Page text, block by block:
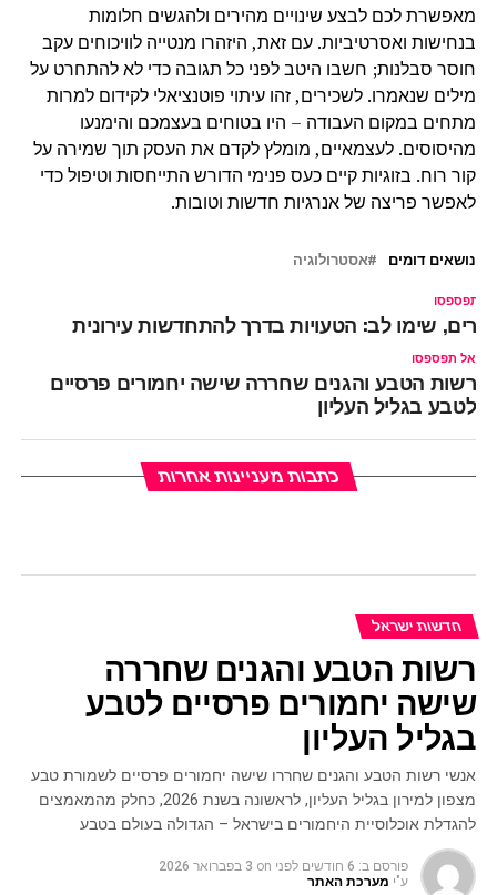
מאפשרת לכם לבצע שינויים מהירים ולהגשים חלומות
בנחישות ואסרטיביות. עם זאת, היזהרו מנטייה לוויכוחים עקב
חוסר סבלנות; חשבו היטב לפני כל תגובה כדי לא להתחרט על
מילים שנאמרו. לשכירים, זהו עיתוי פוטנציאלי לקידום למרות
מתחים במקום העבודה – היו בטוחים בעצמכם והימנעו
מהיסוסים. לעצמאיים, מומלץ לקדם את העסק תוך שמירה על
קור רוח. בזוגיות קיים כעס פנימי הדורש התייחסות וטיפול כדי
לאפשר פריצה של אנרגיות חדשות וטובות.
נושאים דומים אסטרולוגיה
תפספסו
שימו לב: הטעויות בדרך להתחדשות עירונית
אל תפספסו
רשות הטבע והגנים שחררה שישה יחמורים פרסיים
לטבע בגליל העליון
כתבות מעניינות אחרות
חדשות ישראל
רשות הטבע והגנים שחררה
שישה יחמורים פרסיים לטבע
בגליל העליון
אנשי רשות הטבע והגנים שחררו שישה יחמורים פרסיים לשמורת טבע
מצפון למירון בגליל העליון, לראשונה בשנת 2026, כחלק מהמאמצים
להגדלת אוכלוסיית היחמורים בישראל – הגדולה בעולם בטבע
פורסם ב: 6 חודשים לפני on 3 בפברואר 2026
ע"י מערכת האתר